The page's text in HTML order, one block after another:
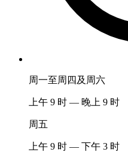
周一至周四及周六
上午 9 时 — 晚上 9 时
周五
上午 9 时 — 下午 3 时